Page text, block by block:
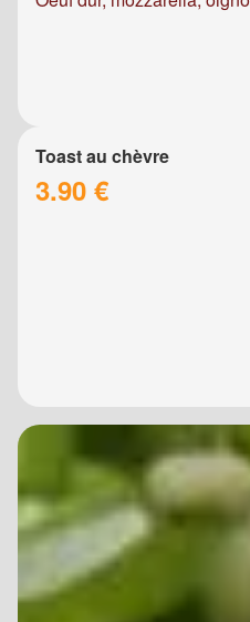
Toast au chèvre
3.90 €